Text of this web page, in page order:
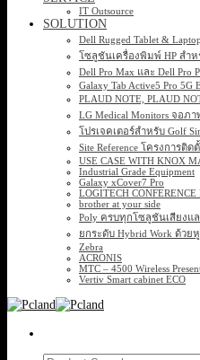
IT Outsource
SOLUTION
Dell Rugged Tablet &
โซลูชันเครื่องพิมพ์ HP สำ
Dell Pro Max และ Dell
Galaxy Tab Active5 Pro 5G
PLAUD NOTE, PLAUD
LG Medical Monitors จอ
โปรเจคเตอร์สำหรับ Golf
Site Reference โครงการติ
USE CASE WITH KNOX
Industrial Grade Equipment
Galaxy xCover7 Pro
LOGITECH CONFERENCE
brother at your side
Poly ครบทุกโซลูชันเสียงแ
ยกระดับ Hybrid Work ด้วย
Zebra
ACRONIS
MTC – 4500 Wireless
Vertiv Smart cabinet ECO